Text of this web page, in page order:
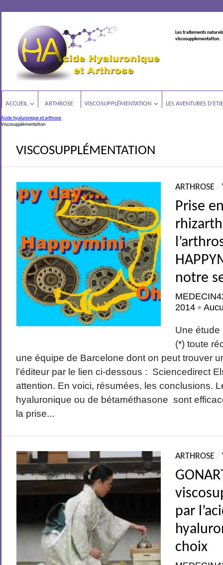
Les traitements
viscosupplementation.
ACCUEIL ARTHROSE VISCOSUPPLÉMENTATION LES AVENTURES
Acide hyaluronique et arthrose
Viscosupplémentation
VISCOSUPPLÉMENTATION
ARTHROSE /
Prise
notre
2014 •
Une
(*) toute
une équipe de Barcelone dont on peut trouver
l’éditeur par le lien ci-dessous : Sciencedirect
attention. En voici, résumées, les conclusions.
hyaluronique ou de bétaméthasone sont
la prise...
ARTHROSE /
par
choix